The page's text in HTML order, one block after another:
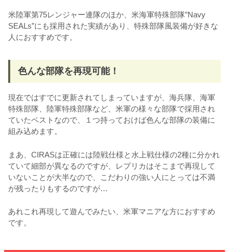
米陸軍第75レンジャー連隊のほか、米海軍特殊部隊”Navy
SEALs”にも採用された実績があり、特殊部隊風装備が好きな
人におすすめです。
色んな部隊を再現可能！
現在ではすでに更新されてしまっていますが、海兵隊、海軍
特殊部隊、陸軍特殊部隊など、米軍の様々な部隊で採用され
ていたベストなので、１つ持っておけば色んな部隊の装備に
組み込めます。
まあ、CIRASは正確には陸戦仕様と水上戦仕様の2種に分かれ
ていて細部が異なるのですが、レプリカはそこまで再現して
いないことが大半なので、こだわりの強い人にとっては不満
が残ったりもするのですが…
あれこれ再現して遊んでみたい、米軍マニアな方におすすめ
です。